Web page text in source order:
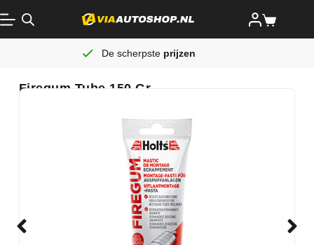
De scherpste prijzen
Firegum Tube 150 Gr